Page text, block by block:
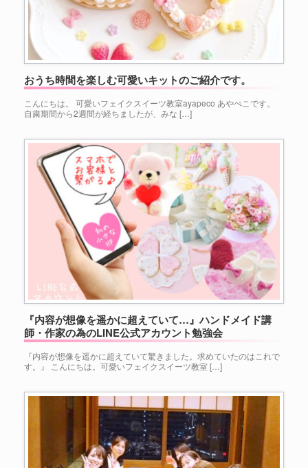
おうち時間を楽しむ可愛いキットのご紹介です。
こんにちは。 可愛いフェイクスイーツ教室ayapeco あやぺこです。
自粛期間から2週間が経ちましたが、みな […]
『内容が想像を遥かに超えていて…』ハンドメイド講
師・作家の為のLINE公式アカウント勉強会
『内容が想像を遥かに超えていて驚きました。求めていたのはこれで
す。』 こんにちは。可愛いフェイクスイーツ教室 […]